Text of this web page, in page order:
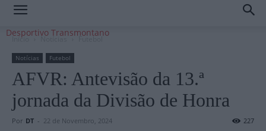
Desportivo Transmontano
Início Notícias Futebol
Notícias Futebol
AFVR: Antevisão da 13.ª
jornada da Divisão de Honra
Por DT - 22 de Novembro, 2024 227